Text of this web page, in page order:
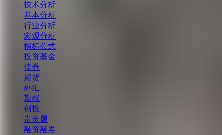
技术分析
基本分析
行业分析
宏观分析
指标公式
投资基金
债券
期货
外汇
期权
创投
贵金属
融资融券